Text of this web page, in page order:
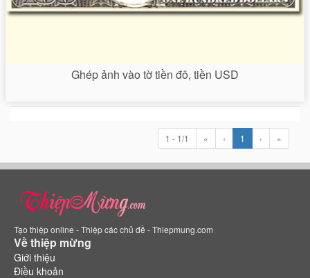
Ghép ảnh vào tờ tiền đô, tiền USD
1 - 1/1 « ‹ 1 › »
Tạo thiệp online - Thiệp các chủ đề - Thiepmung.com
Về thiệp mừng
Giới thiệu
Điều khoản